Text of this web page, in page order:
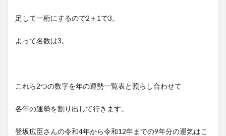
足して一桁にするので2＋1で3。
よって名数は3。
これら2つの数字を年の運勢一覧表と照らし合わせて
各年の運勢を割り出して行きます。
登坂広臣さんの令和4年から令和12年までの9年分の運気はこ